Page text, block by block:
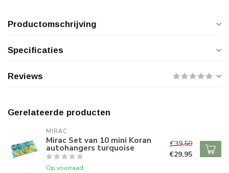
Productomschrijving
Specificaties
Reviews
Gerelateerde producten
MIRAC
Mirac Set van 10 mini Koran
autohangers turquoise
Op voorraad
€39,50
€29,95